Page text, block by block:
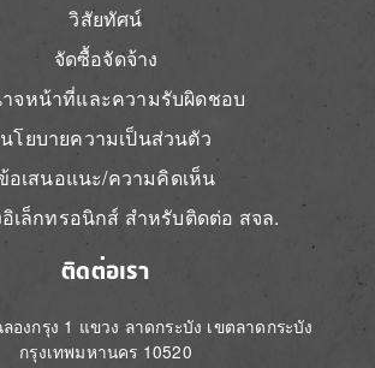
วิสัยทัศน์
จัดซื้อจัดจ้าง
จหน้าที่และความรับผิดชอบ
นโยบายความเป็นส่วนตัว
อเสนอแนะ/ความคิดเห็น
เล็กทรอนิกส์ สำหรับติดต่อ สจล.
ติดต่อเรา
องกรุง 1 แขวง ลาดกระบัง เขตลาดกระบัง
กรุงเทพมหานคร 10520